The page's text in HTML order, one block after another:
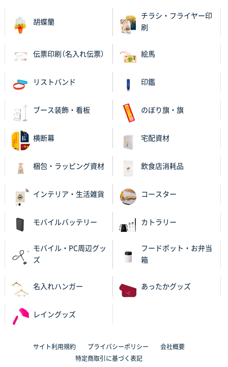
昨年利用した時に、納期と金額面でかなり業者さんを
比較して決めさせていただきました。 昨年注文分も、
納期がギリギリだったにも関わらず、丁寧に対応して
対応を頂いており助かっております。
和歌山県S社様
2025年11月05日 11:13
不織布スクエアトート(A4サイズ)
2025年10月28日 17:10
ワンポイントポリ袋 A4サイズ
1000枚
サイトが見やすい
サイト構成が解りやすかったから
ブックメモ付箋
200枚
2025年10月16日 10:30
胡蝶蘭
チラシ・フライヤー印
刷
伝票印刷（名入れ伝票） 絵馬
リストバンド 印鑑
ブース装飾・看板 のぼり旗・旗
横断幕 宅配資材
梱包・ラッピング資材 飲食店消耗品
インテリア・生活雑貨 コースター
モバイルバッテリー カトラリー
モバイル・PC周辺グッ
ズ
フードポット・お弁当
箱
名入れハンガー あったかグッズ
レイングッズ
サイト利用規約 プライバシーポリシー
会社概要
特定商取引に基づく表記